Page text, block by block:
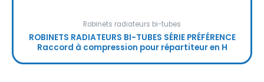
Robinets radiateurs bi-tubes
ROBINETS RADIATEURS BI-TUBES SÉRIE PRÉFÉRENCE
Raccord à compression pour répartiteur en H